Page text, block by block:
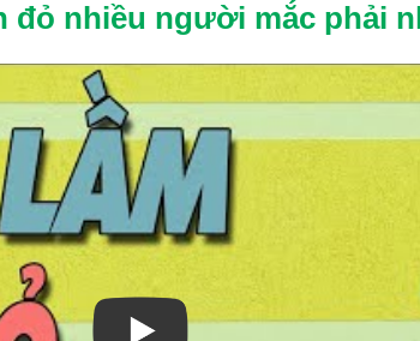
đỏ nhiều người mắc phải